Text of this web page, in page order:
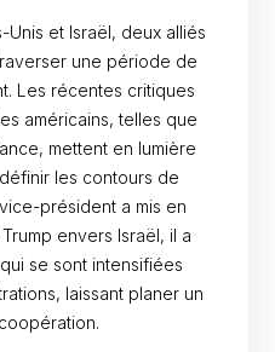
Unis et Israël, deux alliés
une période de
Les récentes critiques
américains, telles que
mettent en lumière
les contours de
président a mis en
envers Israël, il a
se sont intensifiées
laissant planer un